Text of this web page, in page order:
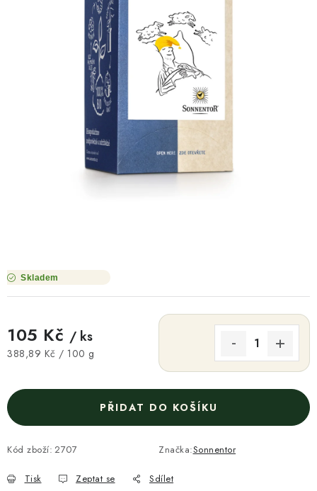
NÁŠ PŘÍBĚH FIREMNÍ DÁRKY
DOPRAVA A PLATBA
Skladem
105 Kč / ks
Měrná cena:
388,89 Kč / 100 g
PŘIDAT DO KOŠÍKU
Kód zboží: 2707 Značka:Sonnentor
Tisk Zeptat se Sdílet